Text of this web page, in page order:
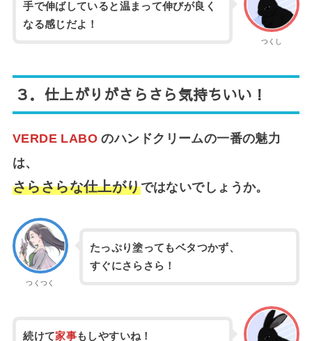
つくし
手で伸ばしていると温まって伸びが良く
なる感じだよ！
３． 仕上がりがさらさら気持ちいい！
VERDE LABO のハンドクリームの一番の魅力
は、
さらさらな仕上がりではないでしょうか。
つくつく
たっぷり塗ってもベタつかず、
すぐにさらさら！
続けて家事もしやすいね！